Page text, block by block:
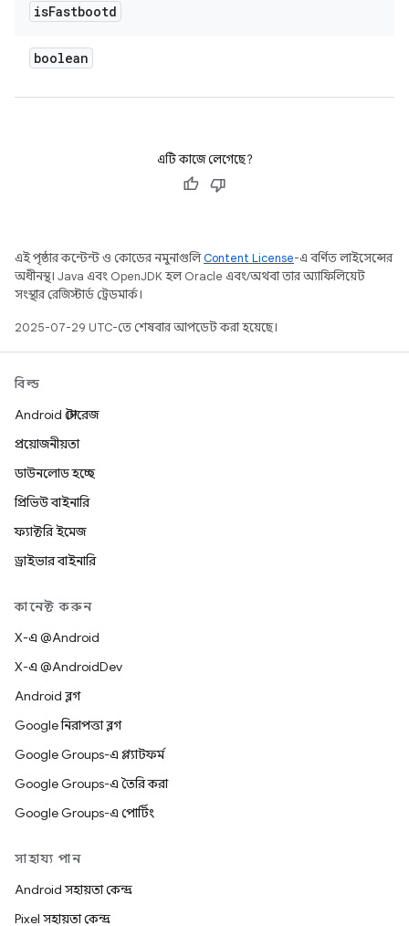
isFastbootd
boolean
এটি কাজে লেগেছে?
এই পৃষ্ঠার কন্টেন্ট ও কোডের নমুনাগুলিContent License-এ বর্ণিত লাইসেন্সের
অধীনস্থ। Java এবং OpenJDK হল Oracle এবং/অথবা তার অ্যাফিলিয়েট
সংস্থার রেজিস্টার্ড ট্রেডমার্ক।
2025-07-29 UTC-তে শেষবার আপডেট করা হয়েছে।
বিল্ড
Android স্টোরেজ
প্রয়োজনীয়তা
ডাউনলোড হচ্ছে
প্রিভিউ বাইনারি
ফ্যাক্টরি ইমেজ
ড্রাইভার বাইনারি
কানেক্ট করুন
X-এ @Android
X-এ @AndroidDev
Android ব্লগ
Google নিরাপত্তা ব্লগ
Google Groups-এ প্ল্যাটফর্ম
Google Groups-এ তৈরি করা
Google Groups-এ পোর্টিং
সাহায্য পান
Android সহায়তা কেন্দ্র
Pixel সহায়তা কেন্দ্র